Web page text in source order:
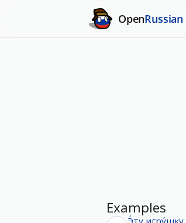
OpenRussian
Examples
Э́ту игру́шку